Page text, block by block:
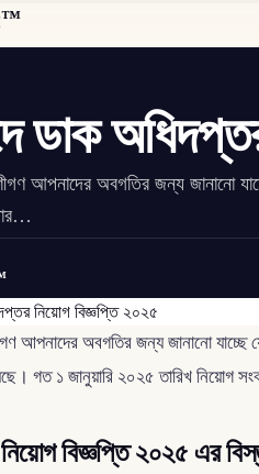
ডাক
আপনাদের অবগতির জন্য জানানো
আপনাদের অবগতির জন্য জানানো
গত ১ জানুয়ারি ২০২৫ তারিখ নিয়োগ
বিজ্ঞপ্তি ২০২৫ এর